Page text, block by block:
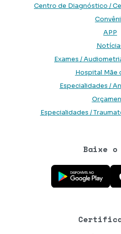
Centro de Diagnóstico /
APP
Exames /
Hospital Mãe
Especialidades /
Especialidades /
Baixe o
Baixe o aplicativo na